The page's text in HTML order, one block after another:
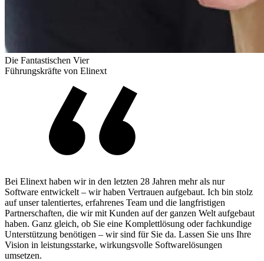
Die Fantastischen Vier
Führungskräfte von Elinext
Bei Elinext haben wir in den letzten 28 Jahren mehr als nur
Software entwickelt – wir haben Vertrauen aufgebaut. Ich bin stolz
auf unser talentiertes, erfahrenes Team und die langfristigen
Partnerschaften, die wir mit Kunden auf der ganzen Welt aufgebaut
haben. Ganz gleich, ob Sie eine Komplettlösung oder fachkundige
Unterstützung benötigen – wir sind für Sie da. Lassen Sie uns Ihre
Vision in leistungsstarke, wirkungsvolle Softwarelösungen
umsetzen.